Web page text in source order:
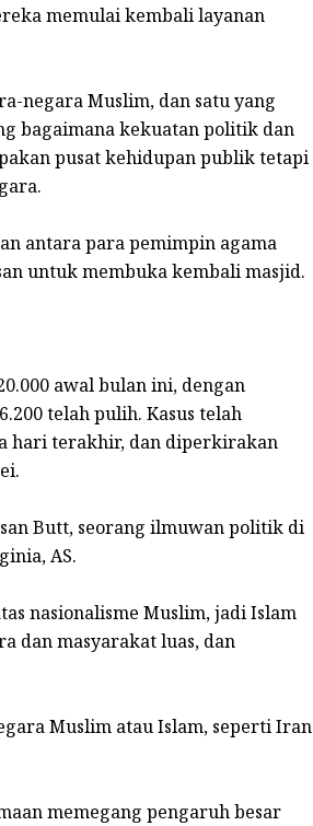
memulai kembali layanan
negara Muslim, dan satu yang
bagaimana kekuatan politik dan
pusat kehidupan publik tetapi
antara para pemimpin agama
untuk membuka kembali masjid.
awal bulan ini, dengan
telah pulih. Kasus telah
hari terakhir, dan diperkirakan
Butt, seorang ilmuwan politik di
AS.
nasionalisme Muslim, jadi Islam
dan masyarakat luas, dan
Muslim atau Islam, seperti Iran
memegang pengaruh besar